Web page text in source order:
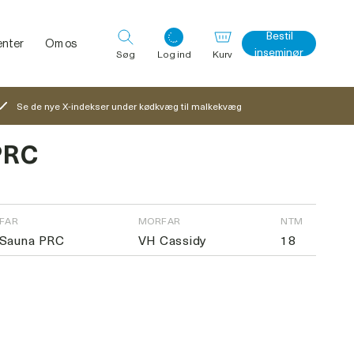
Om os
Søg Log ind Kurv
Bestil
inseminør
Se de nye X-indekser under kødkvæg til malkekvæg
FAR
Sauna PRC
MORFAR
VH Cassidy
NTM
18